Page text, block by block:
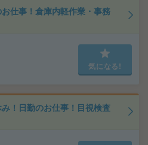
仕事！倉庫内軽作業・事務
気になる!
！日勤のお仕事！目視検査